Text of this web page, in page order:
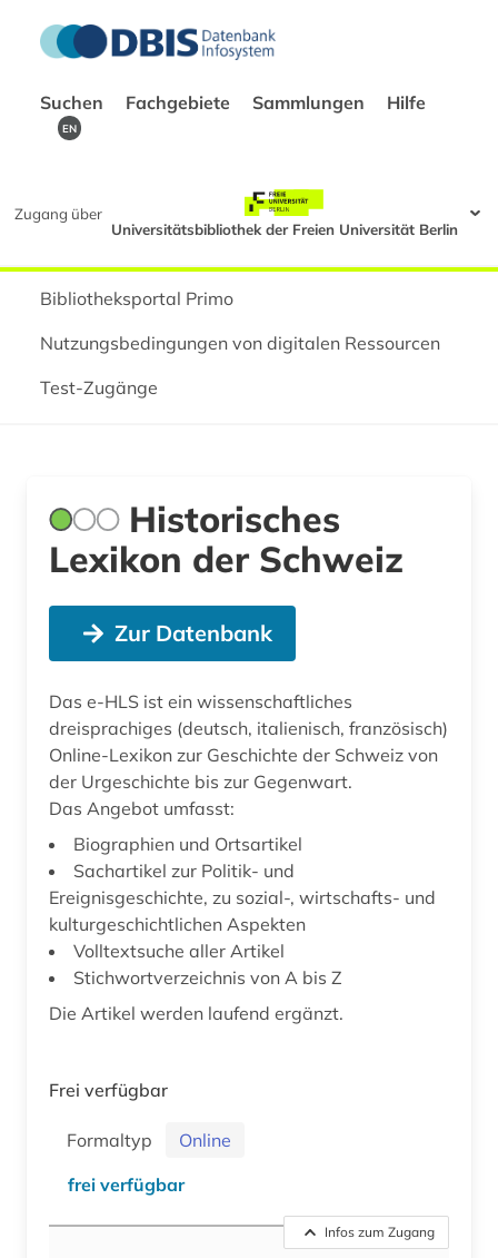
Suchen Fachgebiete Sammlungen Hilfe
EN
Zugang über
Universitätsbibliothek der Freien Universität Berlin
Bibliotheksportal Primo
Nutzungsbedingungen von digitalen Ressourcen
Test-Zugänge
Historisches
Lexikon der Schweiz
Zur Datenbank
Das e-HLS ist ein wissenschaftliches
dreisprachiges (deutsch, italienisch, französisch)
Online-Lexikon zur Geschichte der Schweiz von
der Urgeschichte bis zur Gegenwart.
Das Angebot umfasst:
Biographien und Ortsartikel
Sachartikel zur Politik- und
Ereignisgeschichte, zu sozial-, wirtschafts- und
kulturgeschichtlichen Aspekten
Volltextsuche aller Artikel
Stichwortverzeichnis von A bis Z
Die Artikel werden laufend ergänzt.
Frei verfügbar
Formaltyp
Online
frei verfügbar
Infos zum Zugang